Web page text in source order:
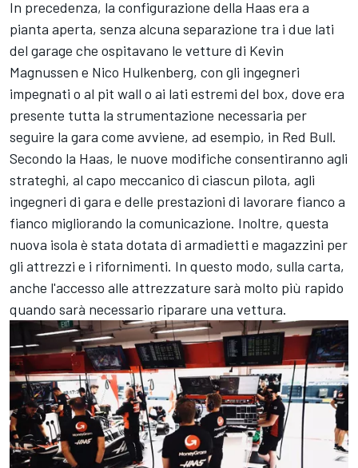
In precedenza, la configurazione della Haas era a
pianta aperta, senza alcuna separazione tra i due lati
del garage che ospitavano le vetture di Kevin
Magnussen e Nico Hulkenberg, con gli ingegneri
impegnati o al pit wall o ai lati estremi del box, dove era
presente tutta la strumentazione necessaria per
seguire la gara come avviene, ad esempio, in Red Bull.
Secondo la Haas, le nuove modifiche consentiranno agli
strateghi, al capo meccanico di ciascun pilota, agli
ingegneri di gara e delle prestazioni di lavorare fianco a
fianco migliorando la comunicazione. Inoltre, questa
nuova isola è stata dotata di armadietti e magazzini per
gli attrezzi e i rifornimenti. In questo modo, sulla carta,
anche l'accesso alle attrezzature sarà molto più rapido
quando sarà necessario riparare una vettura.